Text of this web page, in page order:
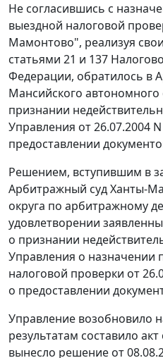
Не согласившись с
выездной налоговой
Мамонтово", реализуя
статьями 21 и 137
Федерации, обратилось в
Мансийского автономного
признании
Управления от 26.07.2004
предоставлении
Решением, вступившим в
Арбитражный суд Ханты-
округа по арбитражному
удовлетворении
о признании
Управления о назначении
налоговой проверки от
о предоставлении
Управление возобновило
результатам составило
вынесло решение от